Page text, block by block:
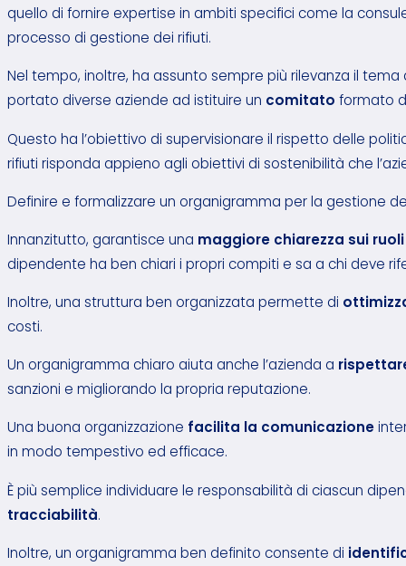
quello di fornire expertise in ambiti specifici come la
processo di gestione dei rifiuti.
Nel tempo, inoltre, ha assunto sempre più rilevanza il
portato diverse aziende ad istituire un comitato formato
Questo ha l’obiettivo di supervisionare il rispetto delle
rifiuti risponda appieno agli obiettivi di sostenibilità che
Definire e formalizzare un organigramma per la gestione
Innanzitutto, garantisce una maggiore chiarezza sui ruoli
dipendente ha ben chiari i propri compiti e sa a chi deve
Inoltre, una struttura ben organizzata permette di
costi.
Un organigramma chiaro aiuta anche l’azienda a
sanzioni e migliorando la propria reputazione.
Una buona organizzazione facilita la comunicazione
in modo tempestivo ed efficace.
È più semplice individuare le responsabilità di ciascun
tracciabilità.
Inoltre, un organigramma ben definito consente di